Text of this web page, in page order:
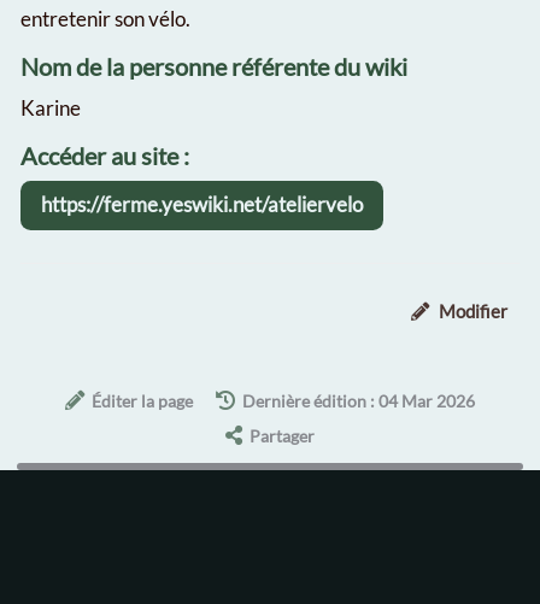
entretenir son vélo.
Nom de la personne référente du wiki
Karine
Accéder au site :
https://ferme.yeswiki.net/ateliervelo
Modifier
Éditer la page
Dernière édition : 04 Mar 2026
Partager